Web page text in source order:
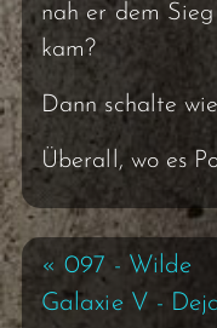
nah er dem
kam?
Dann schalte
Überall, wo es
« 097 - Wilde
Galaxie V -